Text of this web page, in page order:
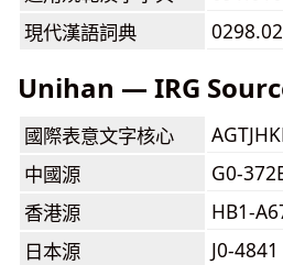
現代漢語詞典
Unihan — IRG
國際表意文字核心
中國源
G0-
香港源
HB1-
日本源
J0-